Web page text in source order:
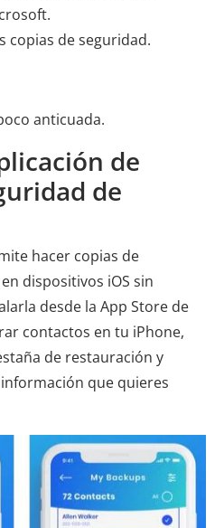
copias de seguridad.
anticuada.
de
de
hacer copias de
dispositivos iOS sin
desde la App Store de
contactos en tu iPhone,
de restauración y
que quieres